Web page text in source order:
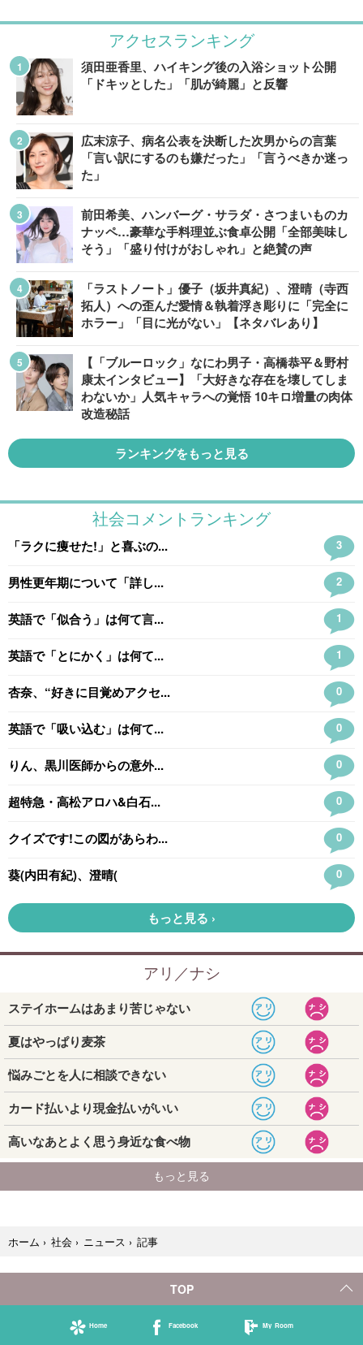
アクセスランキング
須田亜香里、ハイキング後の入浴ショット公開
「ドキッとした」「肌が綺麗」と反響
広末涼子、病名公表を決断した次男からの言葉
「言い訳にするのも嫌だった」「言うべきか迷っ
た」
前田希美、ハンバーグ・サラダ・さつまいものカ
ナッペ…豪華な手料理並ぶ食卓公開「全部美味し
そう」「盛り付けがおしゃれ」と絶賛の声
「ラストノート」優子（坂井真紀）、澄晴（寺西
拓人）への歪んだ愛情＆執着浮き彫りに「完全に
ホラー」「目に光がない」【ネタバレあり】
【「ブルーロック」なにわ男子・高橋恭平＆野村
康太インタビュー】「大好きな存在を壊してしま
わないか」人気キャラへの覚悟 10キロ増量の肉体
改造秘話
ランキングをもっと見る
ホーム › 社会 › ニュース › 記事
TOP
Home Facebook My Room